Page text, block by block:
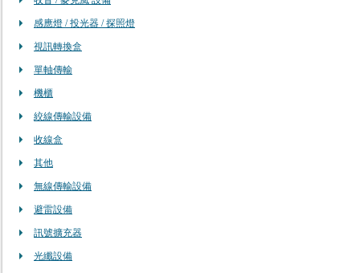
感應燈 / 投光器 / 探照燈
視訊轉換盒
單軸傳輸
機櫃
絞線傳輸設備
收線盒
其他
無線傳輸設備
避雷設備
訊號擴充器
光纖設備